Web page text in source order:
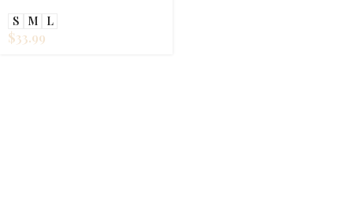
S M L
$33.99